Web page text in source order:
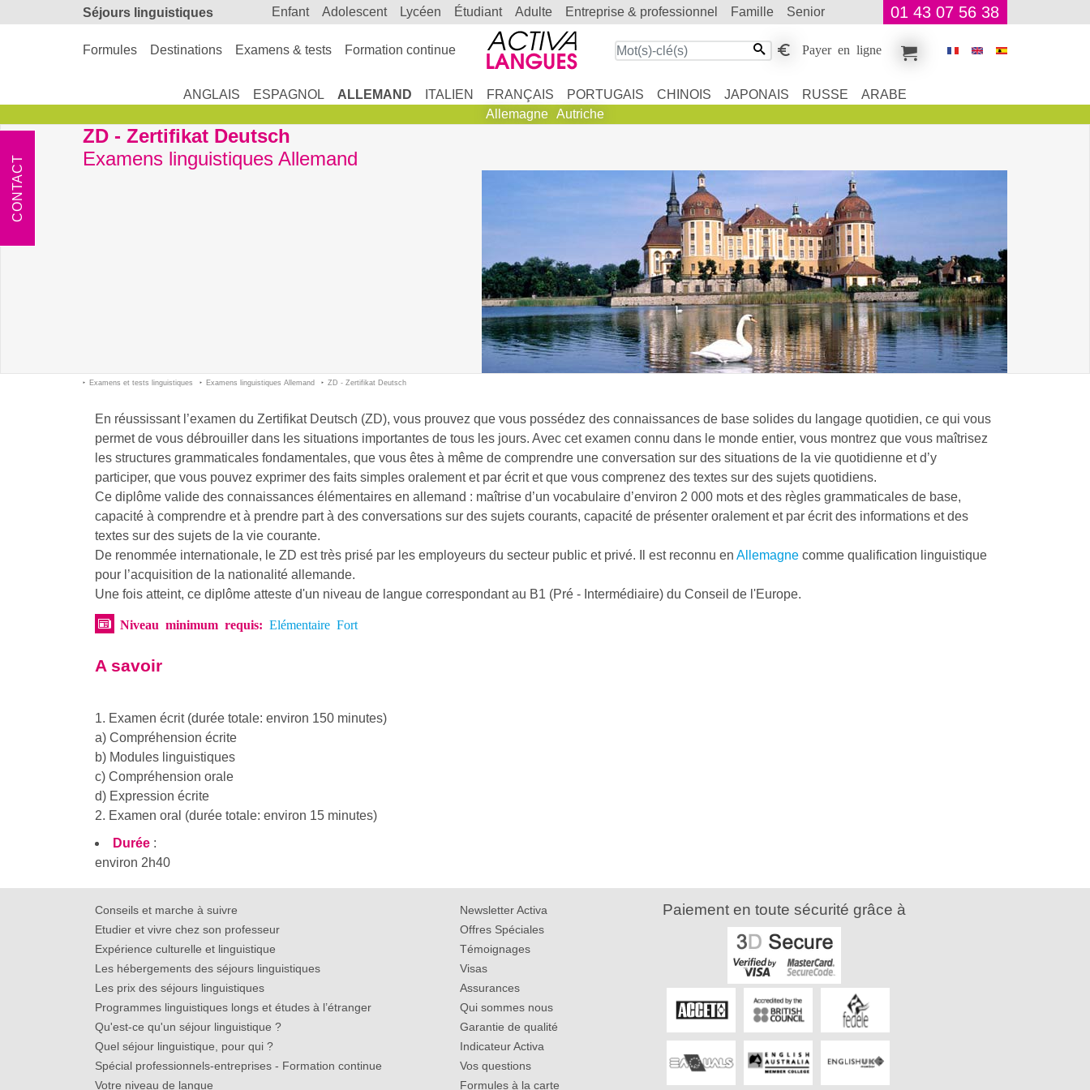
Séjours linguistiques enfant adolescent lycéen étudiant adulte entreprise & professionnel famille senior 01 43 07 56 38
Formules Destinations Examens & tests Formation continue Payer en ligne
ANGLAIS ESPAGNOL ALLEMAND ITALIEN FRANÇAIS PORTUGAIS CHINOIS JAPONAIS RUSSE
ARABE
Allemagne Autriche
ZD - Zertifikat Deutsch
Examens linguistiques Allemand
Examens et tests linguistiques Examens linguistiques Allemand ZD - Zertifikat Deutsch
En réussissant l’examen du Zertifikat Deutsch (ZD), vous prouvez que vous possédez des connaissances de base solides du langage quotidien, ce qui vous
permet de vous débrouiller dans les situations importantes de tous les jours. Avec cet examen connu dans le monde entier, vous montrez que vous maîtrisez
les structures grammaticales fondamentales, que vous êtes à même de comprendre une conversation sur des situations de la vie quotidienne et d’y
participer, que vous pouvez exprimer des faits simples oralement et par écrit et que vous comprenez des textes sur des sujets quotidiens.
Ce diplôme valide des connaissances élémentaires en allemand : maîtrise d’un vocabulaire d’environ 2 000 mots et des règles grammaticales de base,
capacité à comprendre et à prendre part à des conversations sur des sujets courants, capacité de présenter oralement et par écrit des informations et des
textes sur des sujets de la vie courante.
De renommée internationale, le ZD est très prisé par les employeurs du secteur public et privé. Il est reconnu en Allemagne comme qualification linguistique
pour l’acquisition de la nationalité allemande.
Une fois atteint, ce diplôme atteste d'un niveau de langue correspondant au B1 (Pré - Intermédiaire) du Conseil de l'Europe.
Niveau minimum requis: Elémentaire Fort
A savoir
1. Examen écrit (durée totale: environ 150 minutes)
a) Compréhension écrite
b) Modules linguistiques
c) Compréhension orale
d) Expression écrite
2. Examen oral (durée totale: environ 15 minutes)
Durée :
environ 2h40
CONTACT
Conseils et marche à suivre
Etudier et vivre chez son professeur
Expérience culturelle et linguistique
Les hébergements des séjours linguistiques
Les prix des séjours linguistiques
Programmes linguistiques longs et études à l’étranger
Qu'est-ce qu'un séjour linguistique ?
Quel séjour linguistique, pour qui ?
Spécial professionnels-entreprises - Formation continue
Votre niveau de langue
Newsletter Activa
Offres Spéciales
Témoignages
Visas
Assurances
Qui sommes nous
Garantie de qualité
Indicateur Activa
Vos questions
Formules à la carte
Paiement en toute sécurité grâce à